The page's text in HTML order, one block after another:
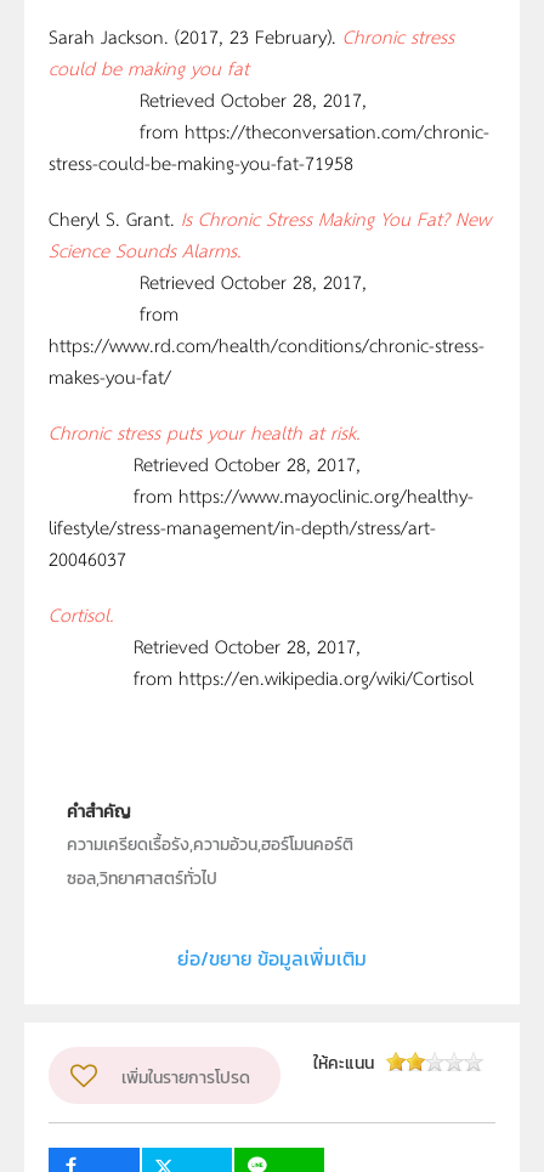
Sarah Jackson. (2017, 23 February). Chronic stress
could be making you fat
Retrieved October 28, 2017,
from https://theconversation.com/chronic-
stress-could-be-making-you-fat-71958
Cheryl S. Grant. Is Chronic Stress Making You Fat? New
Science Sounds Alarms.
Retrieved October 28, 2017,
from
https://www.rd.com/health/conditions/chronic-stress-
makes-you-fat/
Chronic stress puts your health at risk.
Retrieved October 28, 2017,
from https://www.mayoclinic.org/healthy-
lifestyle/stress-management/in-depth/stress/art-
20046037
Cortisol.
Retrieved October 28, 2017,
from https://en.wikipedia.org/wiki/Cortisol
คำสำคัญ
ความเครียดเรื้อรัง,ความอ้วน,ฮอร์โมนคอร์ติ
ซอล,วิทยาศาสตร์ทั่วไป
พรรณพร กะตะจิตต์
วิชา
ม.4, ม.5, ม.6
ย่อ/ขยาย ข้อมูลเพิ่มเติม
เพิ่มในรายการโปรด
ให้คะแนน